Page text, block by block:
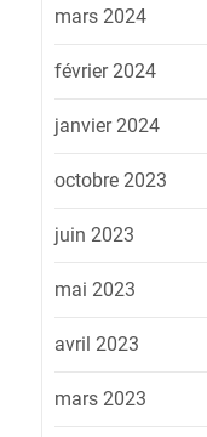
mars 2024
février 2024
janvier 2024
octobre 2023
juin 2023
mai 2023
avril 2023
mars 2023